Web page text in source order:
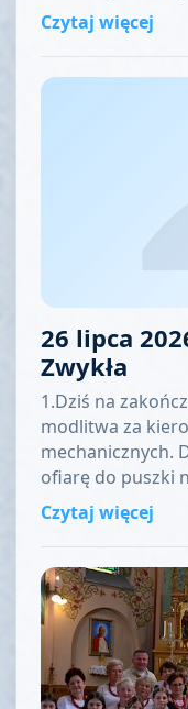
Czytaj więcej
26 lipca
Zwykła
1.Dziś na
modlitwa za
mechanicznych.
ofiarę do puszki
Czytaj więcej